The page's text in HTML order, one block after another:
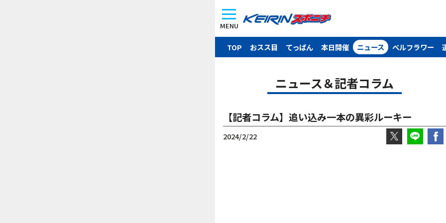
MENU
TOP おスス目 てっぱん 本日開催 ニュース ベルフラワー
ニュース＆記者コラム
【記者コラム】追い込み一本の異彩ルーキー
2024/2/22